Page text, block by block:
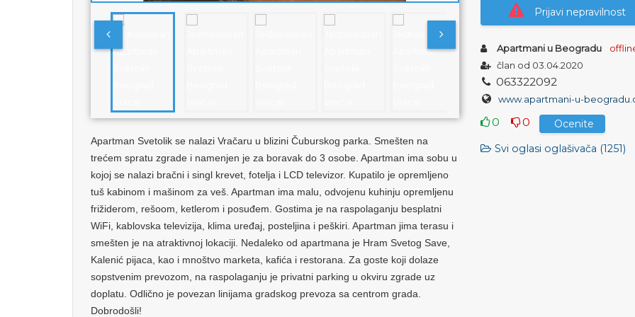
Apartman Svetolik se nalazi Vračaru u blizini Čuburskog parka. Smešten na
trećem spratu zgrade i namenjen je za boravak do 3 osobe. Apartman ima sobu u
kojoj se nalazi bračni i singl krevet, fotelja i LCD televizor. Kupatilo je opremljeno
tuš kabinom i mašinom za veš. Apartman ima malu, odvojenu kuhinju opremljenu
frižiderom, rešoom, ketlerom i posuđem. Gostima je na raspolaganju besplatni
WiFi, kablovska televizija, klima uređaj, posteljina i peškiri. Apartman jima terasu i
smešten je na atraktivnoj lokaciji. Nedaleko od apartmana je Hram Svetog Save,
Kalenić pijaca, kao i mnoštvo marketa, kafića i restorana. Za goste koji dolaze
sopstvenim prevozom, na raspolaganju je privatni parking u okviru zgrade uz
doplatu. Odlično je povezan linijama gradskog prevoza sa centrom grada.
Dobrodošli!
Prijavi nepravilnost
Apartmani u Beogradu
član od 03.04.2020
063322092
www.apartmani-u-beogradu.com/apartmani-beograd/jednosoban-apartman-svetolik-
0 0
Ocenite
Svi oglasi oglašivača (1251)